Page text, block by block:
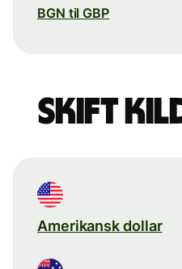
BGN til GBP
Skift
Amerikansk dollar